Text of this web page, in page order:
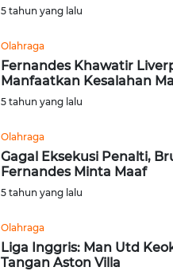
5 tahun yang lalu
Olahraga
Fernandes Khawatir
Manfaatkan Kesalahan
5 tahun yang lalu
Olahraga
Gagal Eksekusi Penalti,
Fernandes Minta Maaf
5 tahun yang lalu
Olahraga
Liga Inggris: Man Utd
Tangan Aston Villa